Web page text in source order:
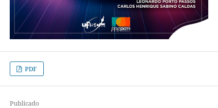
PDF
Publicado